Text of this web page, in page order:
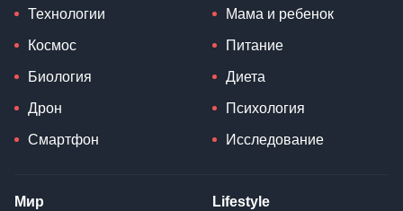
Технологии
Космос
Биология
Дрон
Смартфон
Мама и ребенок
Питание
Диета
Психология
Исследование
Мир Lifestyle